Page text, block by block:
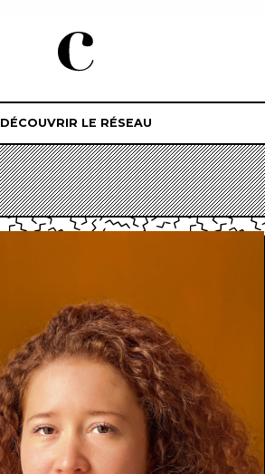
DÉCOUVRIR LE RÉSEAU